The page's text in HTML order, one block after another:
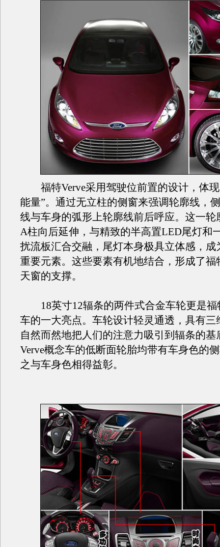
福特Verve采用驾驶位前置的设计，体现
能量”。通过无立柱的侧窗来强调轮廓线，
线与车身的弧形上轮廓线前后呼应。这一轮
A柱向后延伸，与精致的半高置LED尾灯和
扰流板汇合交融，尾灯本身极具立体感，成
重要元素。这些要素有机地结合，形成了福
天窗的支撑。
18英寸12辐条的两件式合金车轮更是福
车的一大亮点。车轮设计轻灵通透，具有三
自然而然地把人们的注意力吸引到辐条的基
Verve概念车的低断面轮胎均带有车身色的
之与车身色相得益彰。